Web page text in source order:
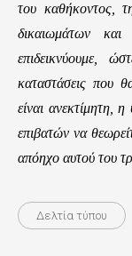
του καθήκοντος,
δικαιωμάτων
επιδεικνύουμε,
καταστάσεις που
είναι ανεκτίμητη,
επιβατών να
απόηχο αυτού του
Δελτία τύπου